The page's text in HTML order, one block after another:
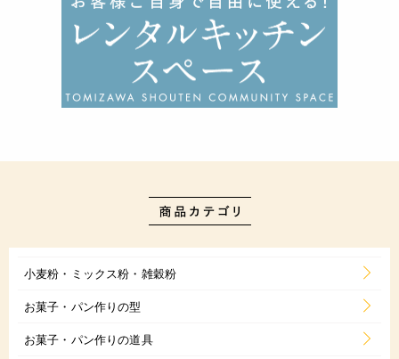
小麦粉・ミックス粉・雑穀粉
お菓子・パン作りの型
お菓子・パン作りの道具